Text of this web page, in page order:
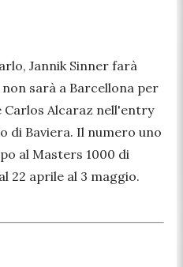
Jannik Sinner farà
sarà a Barcellona per
Carlos Alcaraz nell'entry
di Baviera. Il numero uno
al Masters 1000 di
22 aprile al 3 maggio.